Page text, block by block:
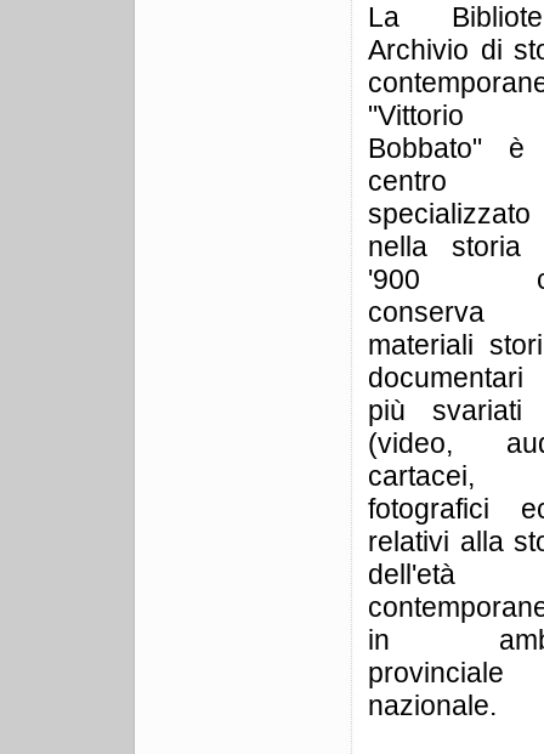
La
Archivio di
"Vittorio
Bobbato" è
centro
specializzato
nella storia
'900
conserva
materiali
documentari
più svariati
(video,
cartacei,
fotografici
relativi alla
dell'età
in
nazionale.